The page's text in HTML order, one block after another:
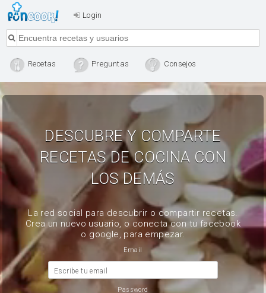
Login
Recetas Preguntas Consejos
DESCUBRE Y COMPARTE
RECETAS DE COCINA CON
LOS DEMÁS
La red social para descubrir o compartir recetas.
Crea un nuevo usuario, o conecta con tu facebook
o google, para empezar.
Email
Escribe tu email
Password